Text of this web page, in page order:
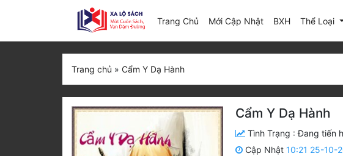
Trang Chủ Mới Cập Nhật(current)
BXH Thể Loại
Trang chủ » Cẩm Y Dạ Hành
Cẩm Y Dạ Hành
Tình Trạng :Đang tiến
Cập Nhật 10:21 25-10-